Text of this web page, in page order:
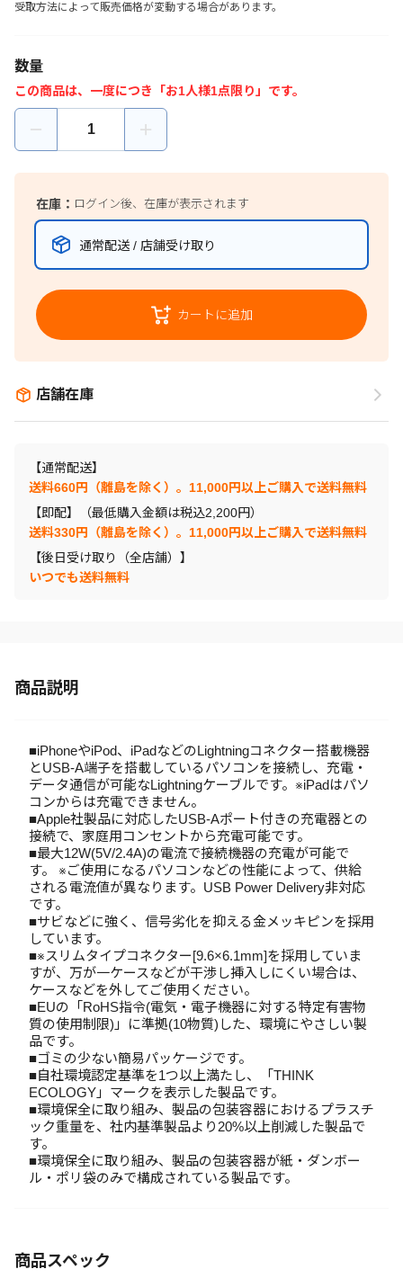
受取方法によって販売価格が変動する場合があります。
数量
この商品は、一度につき「お1人様1点限り」です。
在庫： ログイン後、在庫が表示されます
通常配送 / 店舗受け取り
カートに追加
店舗在庫
【通常配送】
送料660円（離島を除く）。11,000円以上ご購入で送料無料
【即配】（最低購入金額は税込2,200円）
送料330円（離島を除く）。11,000円以上ご購入で送料無料
【後日受け取り（全店舗）】
いつでも送料無料
商品説明
■iPhoneやiPod、iPadなどのLightningコネクター搭載機器
とUSB-A端子を搭載しているパソコンを接続し、充電・
データ通信が可能なLightningケーブルです。※iPadはパソ
コンからは充電できません。
■Apple社製品に対応したUSB-Aポート付きの充電器との
接続で、家庭用コンセントから充電可能です。
■最大12W(5V/2.4A)の電流で接続機器の充電が可能で
す。 ※ご使用になるパソコンなどの性能によって、供給
される電流値が異なります。USB Power Delivery非対応
です。
■サビなどに強く、信号劣化を抑える金メッキピンを採用
しています。
■※スリムタイプコネクター[9.6×6.1mm]を採用していま
すが、万が一ケースなどが干渉し挿入しにくい場合は、
ケースなどを外してご使用ください。
■EUの「RoHS指令(電気・電子機器に対する特定有害物
質の使用制限)」に準拠(10物質)した、環境にやさしい製
品です。
■ゴミの少ない簡易パッケージです。
■自社環境認定基準を1つ以上満たし、「THINK
ECOLOGY」マークを表示した製品です。
■環境保全に取り組み、製品の包装容器におけるプラスチ
ック重量を、社内基準製品より20%以上削減した製品で
す。
■環境保全に取り組み、製品の包装容器が紙・ダンボー
ル・ポリ袋のみで構成されている製品です。
商品スペック